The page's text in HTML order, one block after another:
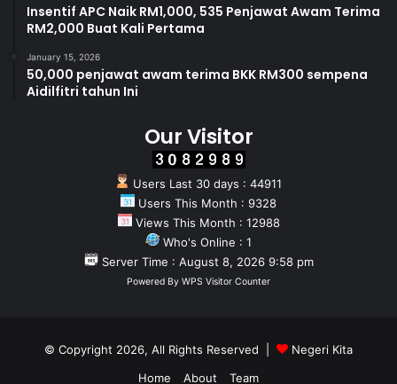
Insentif APC Naik RM1,000, 535 Penjawat Awam Terima
RM2,000 Buat Kali Pertama
January 15, 2026
50,000 penjawat awam terima BKK RM300 sempena
Aidilfitri tahun Ini
Our Visitor
Users Last 30 days : 44911
Users This Month : 9328
Views This Month : 12988
Who's Online : 1
Server Time : August 8, 2026 9:58 pm
Powered By WPS Visitor Counter
© Copyright 2026, All Rights Reserved |
Negeri Kita
Home
About Team